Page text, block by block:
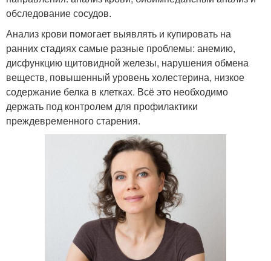
обследование сосудов.
Анализ крови помогает выявлять и купировать на
ранних стадиях самые разные проблемы: анемию,
дисфункцию щитовидной железы, нарушения обмена
веществ, повышенный уровень холестерина, низкое
содержание белка в клетках. Всё это необходимо
держать под контролем для профилактики
преждевременного старения.